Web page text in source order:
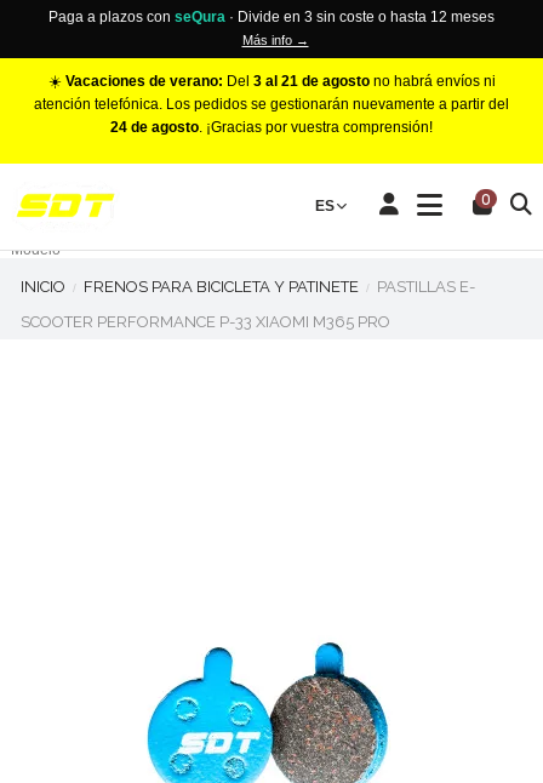
Paga a plazos con seQura · Divide en 3 sin coste o hasta 12 meses
Más info →
☀️ Vacaciones de verano: Del 3 al 21 de agostono habrá envíos ni
atención telefónica. Los pedidos se gestionarán nuevamente a partir del
24 de agosto. ¡Gracias por vuestra comprensión!
ES 0
Make
Modelo
INICIO FRENOS PARA BICICLETA Y PATINETE
PASTILLAS E-
SCOOTER PERFORMANCE P-33 XIAOMI M365 PRO